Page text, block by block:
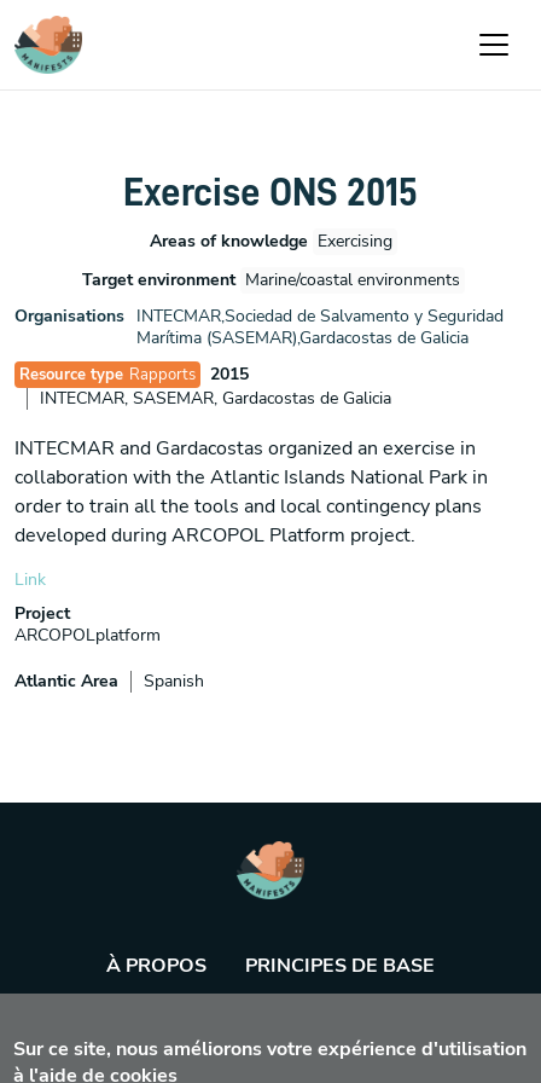
Aller au contenu principal
Exercise ONS 2015
Areas of knowledge Exercising
Target environment Marine/coastal environments
Organisations INTECMAR,Sociedad de Salvamento y Seguridad
Marítima (SASEMAR),Gardacostas de Galicia
Resource type Rapports
2015
INTECMAR, SASEMAR, Gardacostas de Galicia
INTECMAR and Gardacostas organized an exercise in
collaboration with the Atlantic Islands National Park in
order to train all the tools and local contingency plans
developed during ARCOPOL Platform project.
Link
Project
ARCOPOLplatform
Atlantic Area
Spanish
À PROPOS PRINCIPES DE BASE
BASE DE DONNÉES AGENDA
Sur ce site, nous améliorons votre expérience d'utilisation
à l'aide de cookies